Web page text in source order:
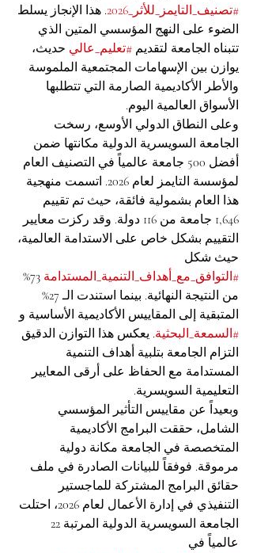
#تصنيف_التايمز_للأثر_2026
. هذا الإنجاز يسلط
الضوء على النهج المؤسسي المتين الذي
تتبناه الجامعة لتقديم #تعليم_عالي حديث،
يوازن بين الإسهامات المجتمعية الملموسة
والأطر الأكاديمية الصارمة التي تتطلبها
الأسواق العالمية اليوم.
وعلى النطاق الدولي الأوسع، رسخت
الجامعة السويسرية الدولية مكانتها ضمن
أفضل 500 جامعة عالمياً في التصنيف العام
لمؤسسة التايمز لعام 2026. اتسمت منهجية
هذا العام بشمولية فائقة، حيث تم تقييم
1,646 جامعة من 116 دولة. وقد ركزت معايير
التقييم بشكل خاص على الاستدامة العالمية،
حيث شكل
#التوافق_مع_أهداف_التنمية_المستدامة
73%
من النتيجة النهائية. بينما استندت الـ 27%
المتبقية إلى المقاييس الأكاديمية الأساسية و
#السمعة_البحثية. يعكس هذا التوازن الدقيق
التزام الجامعة بتلبية أهداف التنمية
المستدامة مع الحفاظ على أرقى المعايير
التعليمية السويسرية.
وبعيداً عن مقاييس التأثير المؤسسي
الشامل، حققت البرامج الأكاديمية
المتخصصة في الجامعة مكانة دولية
مرموقة. فوفقاً للبيانات الصادرة في ملف
حقائق البرامج المشتركة للماجستير
التنفيذي في إدارة الأعمال لعام 2026، احتلت
عالمياً في